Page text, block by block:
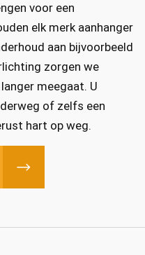
voor een
elk merk aanhanger
aan bijvoorbeeld
zorgen we
meegaat. U
of zelfs een
hart op weg.